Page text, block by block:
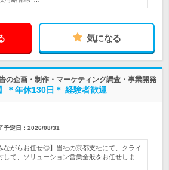
気になる
の企画・制作・マーケティング調査・事業開発
＊年休130日＊ 経験者歓迎
予定日： 2026/08/31
ながらお任せ◎】当社の京都支社にて、クライ
して、ソリューション営業全般をお任せしま